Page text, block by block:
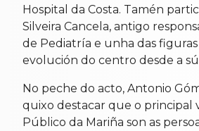
Hospital da Costa. Tamén
Silveira Cancela, antigo
de Pediatría e unha das
evolución do centro desde a
No peche do acto, Antonio
quixo destacar que o principal
Público da Mariña son as